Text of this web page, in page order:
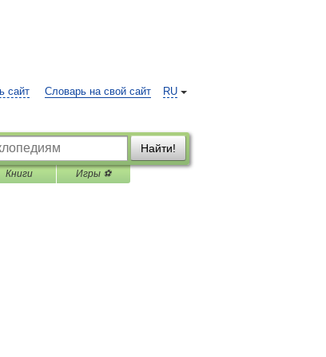
RU
сайт Словарь на свой сайт
Найти!
Книги Игры ⚽